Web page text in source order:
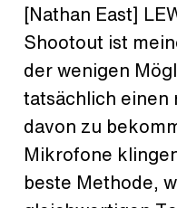
[Nathan East]
Shootout ist
der wenigen
tatsächlich
davon zu
Mikrofone
beste Methode,